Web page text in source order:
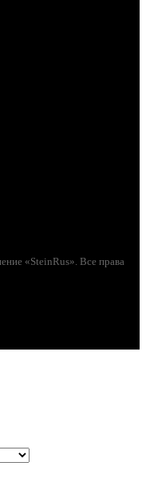
«SteinRus». Все права